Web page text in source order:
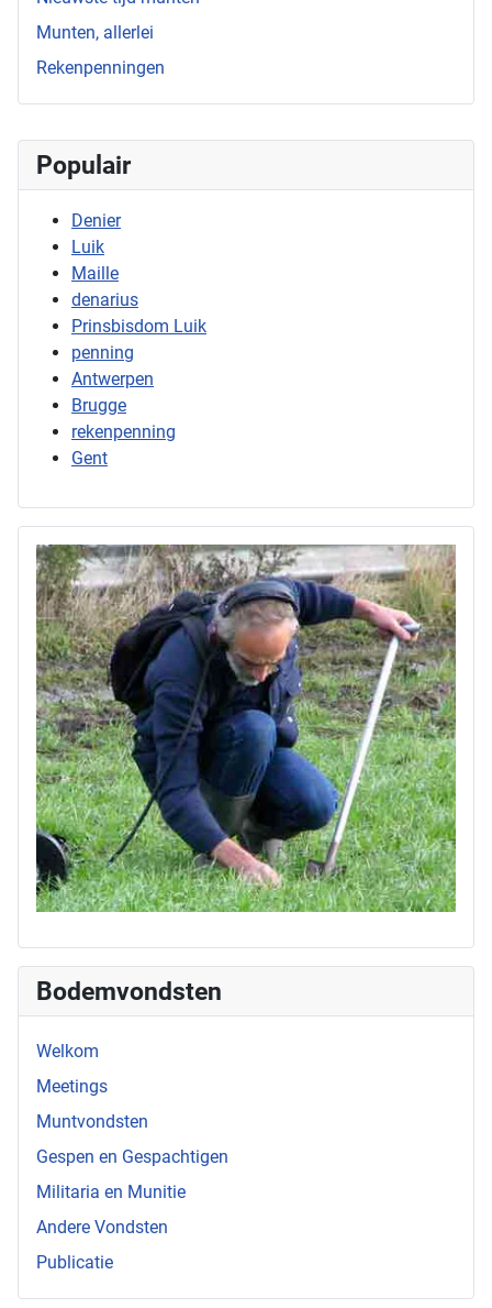
Populair
Denier
Luik
Maille
denarius
Prinsbisdom Luik
penning
Antwerpen
Brugge
rekenpenning
Gent
Bodemvondsten
Welkom
Meetings
Muntvondsten
Gespen en Gespachtigen
Militaria en Munitie
Andere Vondsten
Publicatie
Munten, allerlei
Rekenpenningen